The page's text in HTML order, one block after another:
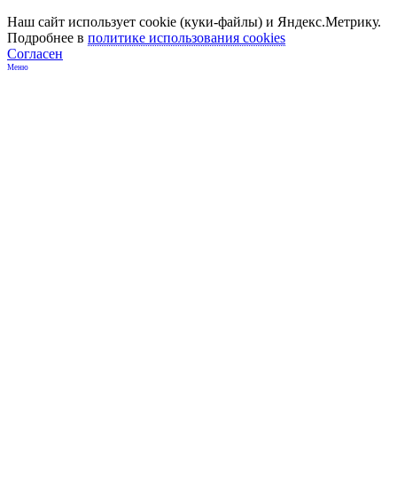
Меню
Наш сайт использует cookie (куки-файлы) и Яндекс.Метрику.
Подробнее в политике использования cookies
Согласен